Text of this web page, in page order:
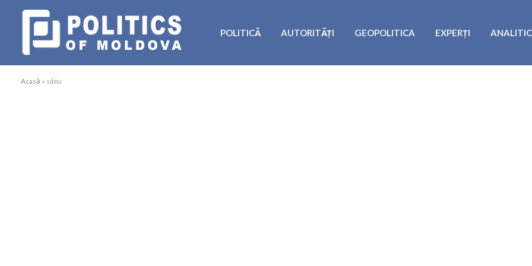
POLITICĂ AUTORITĂȚI GEOPOLITICA EXPERȚI
Acasă » sibiu